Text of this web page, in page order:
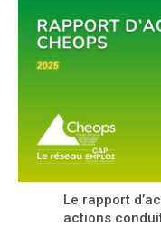
Le rapport
actions